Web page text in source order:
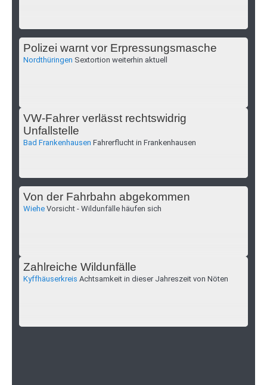
Polizei warnt vor Erpressungsmasche
Nordthüringen Sextortion weiterhin aktuell
VW-Fahrer verlässt rechtswidrig
Unfallstelle
Bad Frankenhausen Fahrerflucht in Frankenhausen
Von der Fahrbahn abgekommen
Wiehe Vorsicht - Wildunfälle häufen sich
Zahlreiche Wildunfälle
Kyffhäuserkreis Achtsamkeit in dieser Jahreszeit von Nöten